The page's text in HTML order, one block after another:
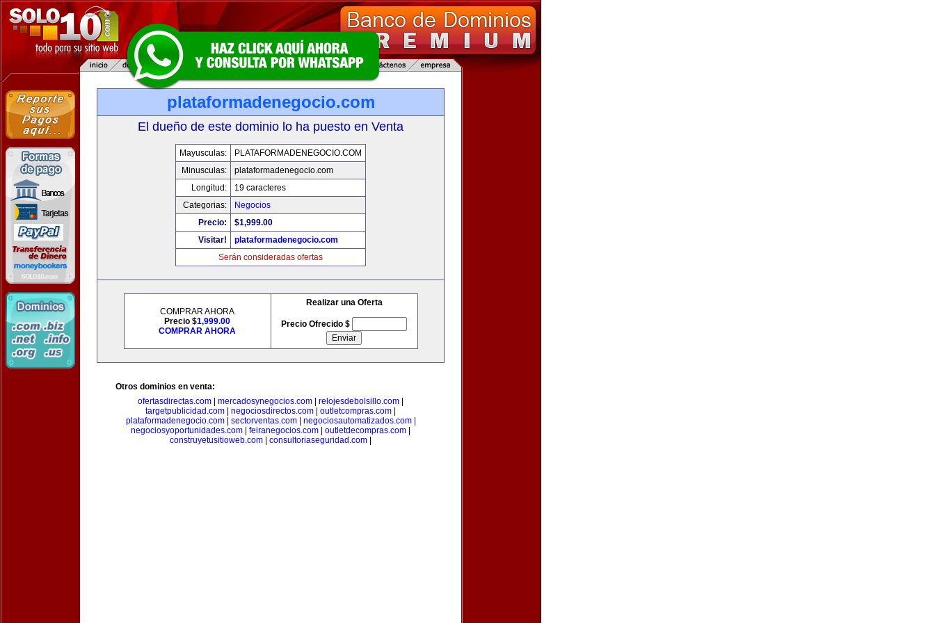
plataformadenegocio.com
El dueño de este dominio lo ha puesto en Venta
Mayusculas:
PLATAFORMADENEGOCIO.COM
Minusculas:
plataformadenegocio.com
Longitud:
19 caracteres
Categorias:
Negocios
Precio:
$1,999.00
Visitar!
plataformadenegocio.com
Serán consideradas ofertas
COMPRAR AHORA
Precio $1,999.00
COMPRAR AHORA
Realizar una Oferta
Precio Ofrecido $
Otros dominios en venta:
ofertasdirectas.com
mercadosynegocios.com relojesdebolsillo.com
targetpublicidad.com
negociosdirectos.com outletcompras.com
plataformadenegocio.com| sectorventas.com| negociosautomatizados.com|
negociosyoportunidades.com
feiranegocios.com outletdecompras.com
construyetusitioweb.com
consultoriaseguridad.com